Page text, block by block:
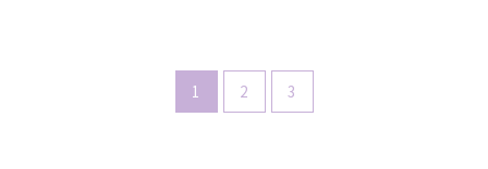
1 2 3